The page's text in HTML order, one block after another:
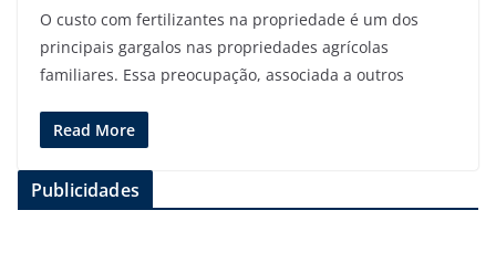
O custo com fertilizantes na propriedade é um dos
principais gargalos nas propriedades agrícolas
familiares. Essa preocupação, associada a outros
Read More
Publicidades